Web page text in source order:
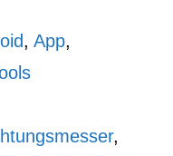
,App,
,